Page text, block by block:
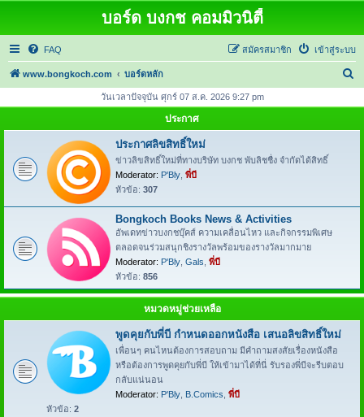
บอร์ด บงกช คอมมิวนิตี้
FAQ เข้าสู่ระบบ
สมัครสมาชิก
www.bongkoch.com บอร์ดหลัก
า
วันเวลาปัจจุบัน ศุกร์ 07 ส.ค. 2026 9:27 pm
ประกาศ
ประกาศลิขสิทธิ์ใหม่
ข่าวลิขสิทธิ์ใหม่ที่ทางบริษัท บงกช พับลิชชื่ง จำกัดได้สิทธิ์
Moderator: P'Bly พี่บี
หัวข้อ: 307
Bongkoch Books News & Activities
อัพเดทข่าวบงกชบุ๊คส์ ความเคลื่อนไหว และกิจกรรมพิเศษ
ตลอดจนร่วมสนุกชิงรางวัลพร้อมของรางวัลมากมาย
Moderator: P'Bly Gals พี่บี
หัวข้อ: 856
หมวดหมู่ช่วยเหลือ
พูดคุยกับพี่บี กำหนดออกหนังสือ เสนอลิขสิทธิ์ใหม่
เพื่อนๆ คนไหนต้องการสอบถาม มีคำถามสงสัยเรื่องหนังสือ
หรือต้องการพูดคุยกับพี่บี ให้เข้ามาได้ที่นี่ รับรองพี่บีจะรีบตอบ
กลับแน่นอน
Moderator: P'Bly B.Comics พี่บี
หัวข้อ: 2